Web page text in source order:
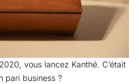
vous lancez Kanthé. C’était
pari business ?